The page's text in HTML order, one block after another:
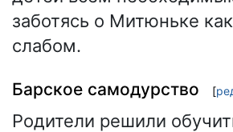
заботясь о Митюньке
слабом.
Барское самодурство [
Родители решили